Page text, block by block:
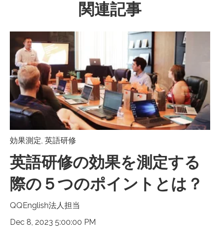
関連記事
効果測定, 英語研修
英語研修の効果を測定する
際の５つのポイントとは？
QQEnglish法人担当
Dec 8, 2023 5:00:00 PM